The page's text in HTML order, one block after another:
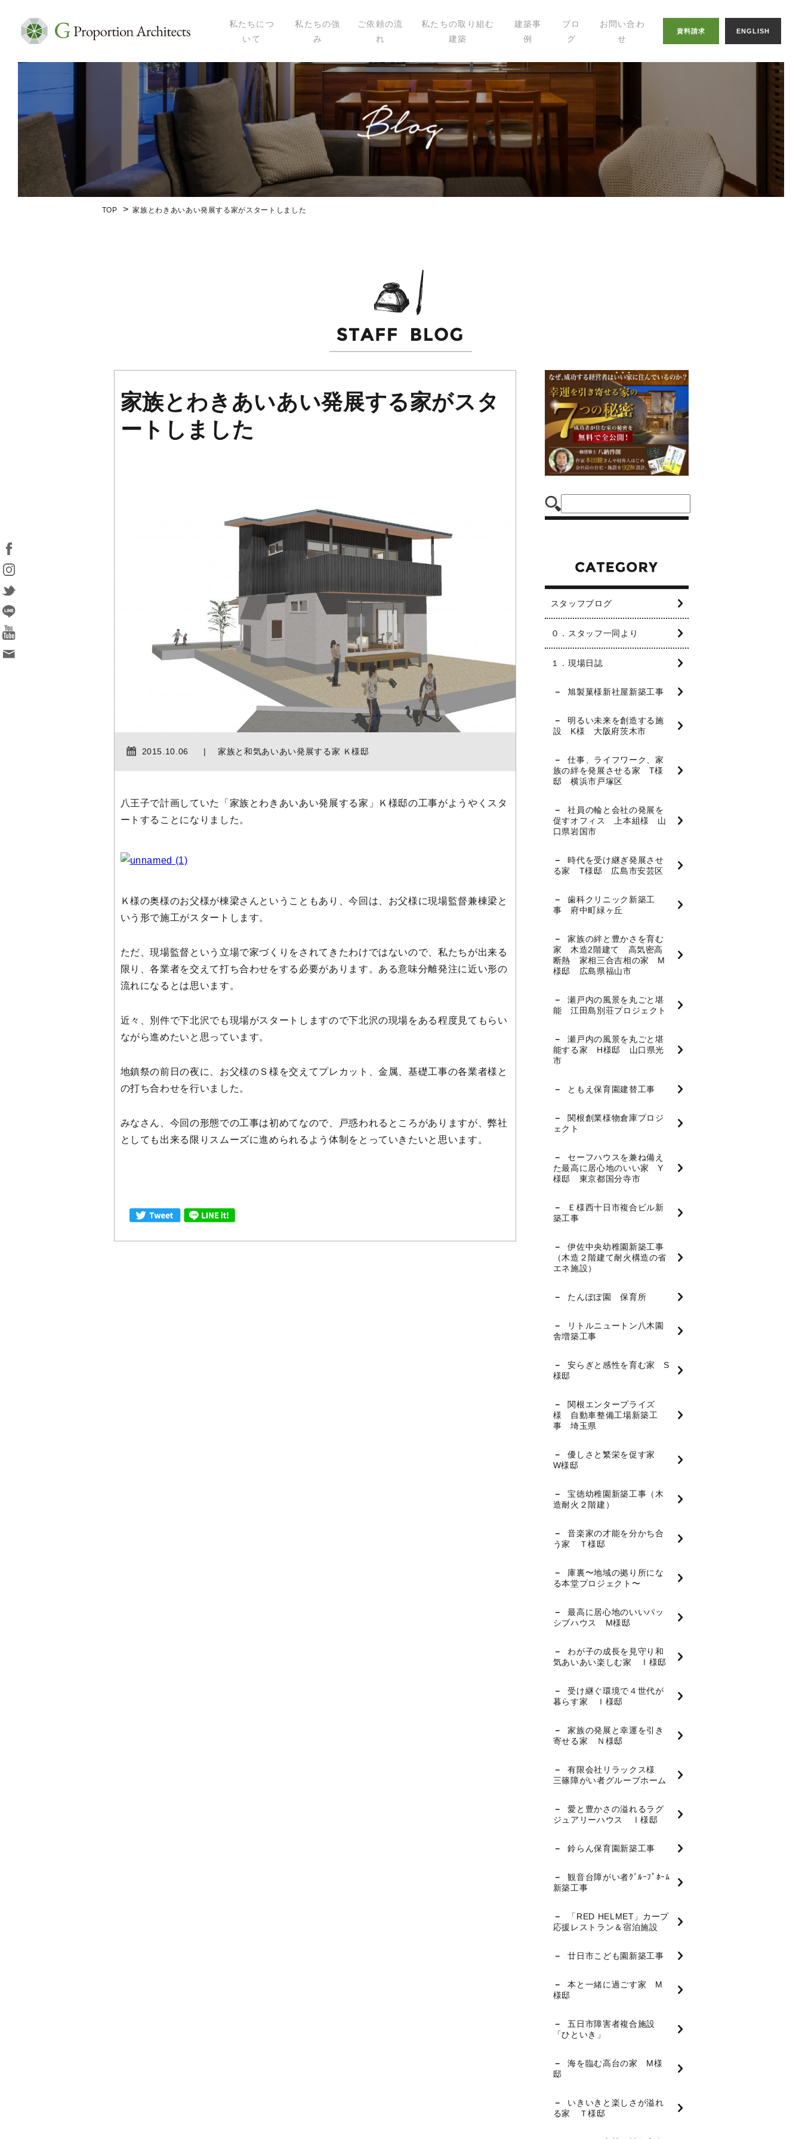
私たちにつ
いて
私たちについて
代表プロフィール
セミナー・講演
メディア掲載
会社概要
私たちの強
み
ご依頼の流
れ
私たちの取り組む
建築
建築事
例
ブロ
グ
幸せの家づくりの
八納ブログ
スタッフグログ
お問い合わ
せ
資料請求 ENGLISH
TOP 家族とわきあいあい発展する家がスタートしました
家族とわきあいあい発展する家がスタ
ートしました
2015.10.06 家族と和気あいあい発展する家 Ｋ様邸
八王子で計画していた「家族とわきあいあい発展する家」Ｋ様邸の工事がようやくスタ
ートすることになりました。
Ｋ様の奥様のお父様が棟梁さんということもあり、今回は、お父様に現場監督兼棟梁と
いう形で施工がスタートします。
ただ、現場監督という立場で家づくりをされてきたわけではないので、私たちが出来る
限り、各業者を交えて打ち合わせをする必要があります。ある意味分離発注に近い形の
流れになるとは思います。
近々、別件で下北沢でも現場がスタートしますので下北沢の現場をある程度見てもらい
ながら進めたいと思っています。
地鎮祭の前日の夜に、お父様のＳ様を交えてプレカット、金属、基礎工事の各業者様と
の打ち合わせを行いました。
みなさん、今回の形態での工事は初めてなので、戸惑われるところがありますが、弊社
としても出来る限りスムーズに進められるよう体制をとっていきたいと思います。
スタッフブログ
０．スタッフ一同より
１．現場日誌
旭製菓様新社屋新築工事
明るい未来を創造する施
設 K様 大阪府茨木市
仕事、ライフワーク、家
族の絆を発展させる家 T様
邸 横浜市戸塚区
社員の輪と会社の発展を
促すオフィス 上本組様 山
口県岩国市
時代を受け継ぎ発展させ
る家 T様邸 広島市安芸区
歯科クリニック新築工
事 府中町緑ヶ丘
家族の絆と豊かさを育む
家 木造2階建て 高気密高
断熱 家相三合吉相の家 M
様邸 広島県福山市
瀬戸内の風景を丸ごと堪
能 江田島別荘プロジェクト
瀬戸内の風景を丸ごと堪
能する家 H様邸 山口県光
市
ともえ保育園建替工事
関根創業様物倉庫プロジ
ェクト
セーフハウスを兼ね備え
た最高に居心地のいい家 Y
様邸 東京都国分寺市
Ｅ様西十日市複合ビル新
築工事
伊佐中央幼稚園新築工事
（木造２階建て耐火構造の省
エネ施設）
たんぽぽ園 保育所
リトルニュートン八木園
舎増築工事
安らぎと感性を育む家 S
様邸
関根エンタープライズ
様 自動車整備工場新築工
事 埼玉県
優しさと繁栄を促す家
W様邸
宝徳幼稚園新築工事（木
造耐火２階建）
音楽家の才能を分かち合
う家 Ｔ様邸
庫裏〜地域の拠り所にな
る本堂プロジェクト〜
最高に居心地のいいパッ
シブハウス M様邸
わが子の成長を見守り和
気あいあい楽しむ家 Ｉ様邸
受け継ぐ環境で４世代が
暮らす家 Ｉ様邸
家族の発展と幸運を引き
寄せる家 Ｎ様邸
有限会社リラックス様
三篠障がい者グループホーム
愛と豊かさの溢れるラグ
ジュアリーハウス Ⅰ様邸
鈴らん保育園新築工事
観音台障がい者ｸﾞﾙｰﾌﾟﾎｰﾑ
新築工事
「RED HELMET」カープ
応援レストラン＆宿泊施設
廿日市こども園新築工事
本と一緒に過ごす家 M
様邸
五日市障害者複合施設
「ひといき」
海を臨む高台の家 M様
邸
いきいきと楽しさが溢れ
る家 Ｔ様邸